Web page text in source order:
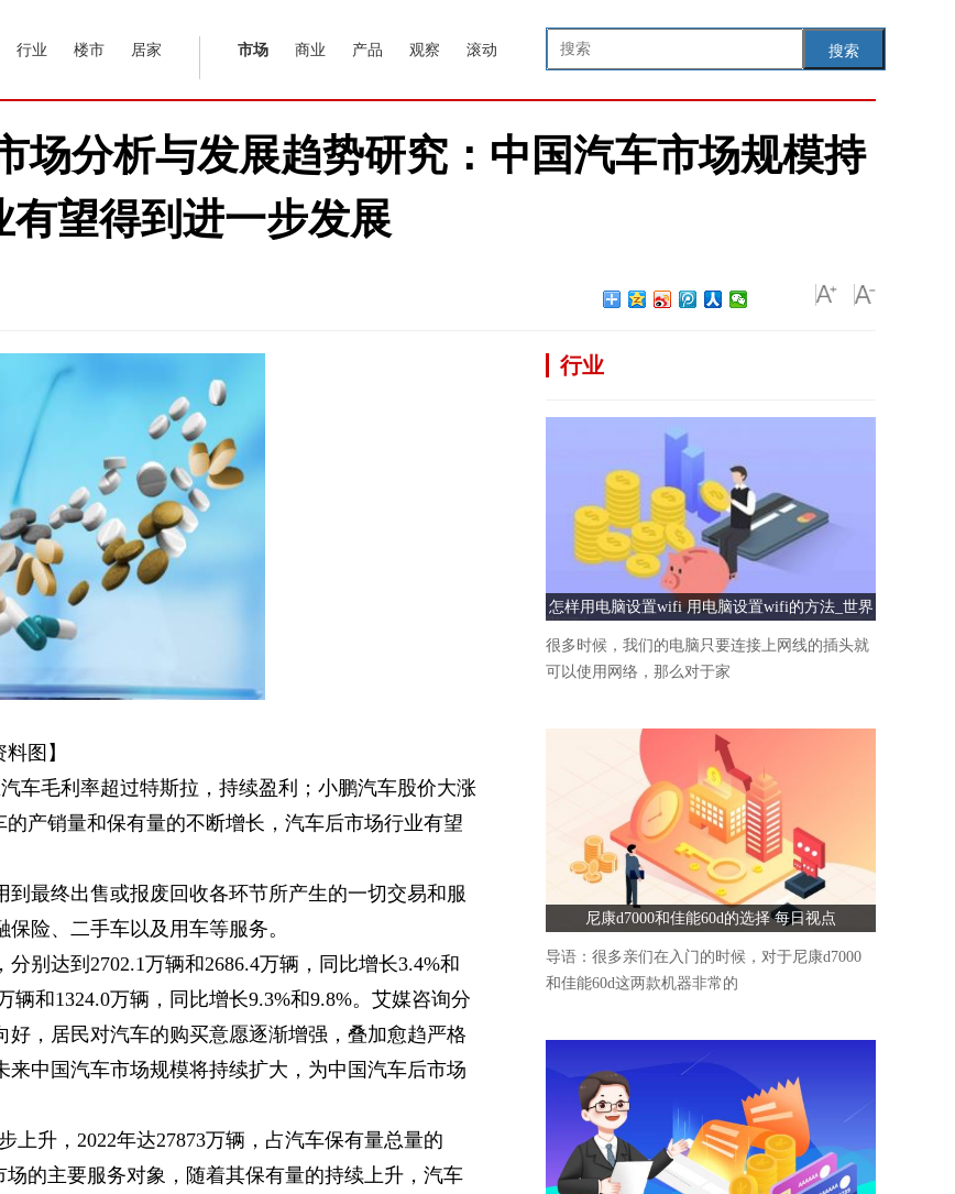
搜索
行业 楼市 居家 市场 商业 产品 观察 滚动
场分析与发展趋势研究：中国汽车市场规模持
望得到进一步发展
料图】
车毛利率超过特斯拉，持续盈利；小鹏汽车股价大涨
产销量和保有量的不断增长，汽车后市场行业有望
最终出售或报废回收各环节所产生的一切交易和服
险、二手车以及用车等服务。
别达到2702.1万辆和2686.4万辆，同比增长3.4%和
辆和1324.0万辆，同比增长9.3%和9.8%。艾媒咨询分
，居民对汽车的购买意愿逐渐增强，叠加愈趋严格
中国汽车市场规模将持续扩大，为中国汽车后市场
上升，2022年达27873万辆，占汽车保有量总量的
的主要服务对象，随着其保有量的持续上升，汽车
行业
怎样用电脑设置wifi 用电脑设置wifi的方法_世界
速看
很多时候，我们的电脑只要连接上网线的插头就
可以使用网络，那么对于家
尼康d7000和佳能60d的选择 每日视点
导语：很多亲们在入门的时候，对于尼康d7000
和佳能60d这两款机器非常的